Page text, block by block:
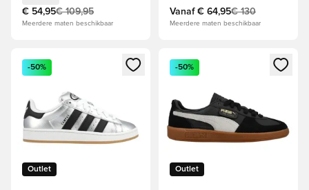
€ 54,95€ 109,95
Meerdere maten beschikbaar
Vanaf € 64,95€ 130
Meerdere maten beschikbaar
Opent een venster om in te loggen of je aan te melden als
Outlet
-50%
Opent een venster om in te
Outlet
-50%